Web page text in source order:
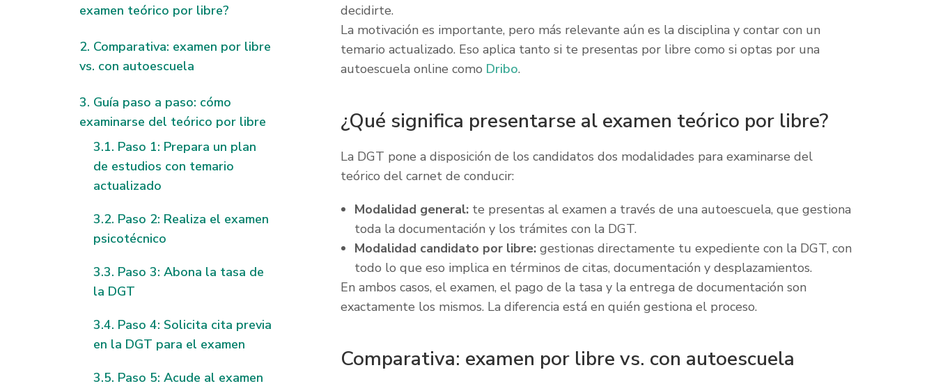
examen teórico por libre?
Comparativa: examen por libre
vs. con autoescuela
Guía paso a paso: cómo
examinarse del teórico por libre
Paso 1: Prepara un plan
de estudios con temario
actualizado
Paso 2: Realiza el examen
psicotécnico
Paso 3: Abona la tasa de
la DGT
Paso 4: Solicita cita previa
en la DGT para el examen
Paso 5: Acude al examen
decidirte.
La motivación es importante, pero más relevante aún es la disciplina y contar con un
temario actualizado. Eso aplica tanto si te presentas por libre como si optas por una
autoescuela online como Dribo.
¿Qué significa presentarse al examen teórico por libre?
La DGT pone a disposición de los candidatos dos modalidades para examinarse del
teórico del carnet de conducir:
Modalidad general:te presentas al examen a través de una autoescuela, que gestiona
toda la documentación y los trámites con la DGT.
Modalidad candidato por libre:gestionas directamente tu expediente con la DGT, con
todo lo que eso implica en términos de citas, documentación y desplazamientos.
En ambos casos, el examen, el pago de la tasa y la entrega de documentación son
exactamente los mismos. La diferencia está en quién gestiona el proceso.
Comparativa: examen por libre vs. con autoescuela